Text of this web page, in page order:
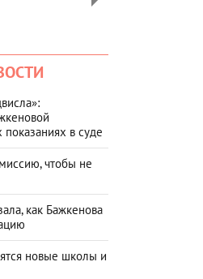
показаниях в суде
чтобы не
как Бажкенова
новые школы и